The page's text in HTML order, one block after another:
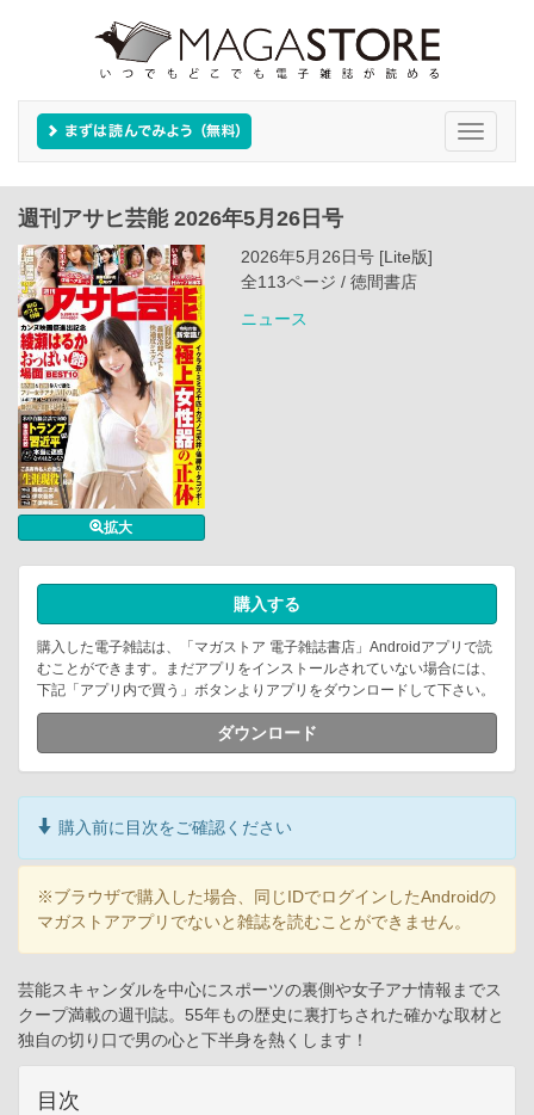
Toggle
週刊アサヒ芸能 2026年5月26日号
拡大
2026年5月26日号 [Lite版]
全113ページ / 徳間書店
ニュース
購入する
購入した電子雑誌は、「マガストア 電子雑誌書店」Androidアプリで読
むことができます。まだアプリをインストールされていない場合には、
下記「アプリ内で買う」ボタンよりアプリをダウンロードして下さい。
ダウンロード
購入前に目次をご確認ください
※ブラウザで購入した場合、同じIDでログインしたAndroidの
マガストアアプリでないと雑誌を読むことができません。
芸能スキャンダルを中心にスポーツの裏側や女子アナ情報までス
クープ満載の週刊誌。55年もの歴史に裏打ちされた確かな取材と
独自の切り口で男の心と下半身を熱くします！
目次